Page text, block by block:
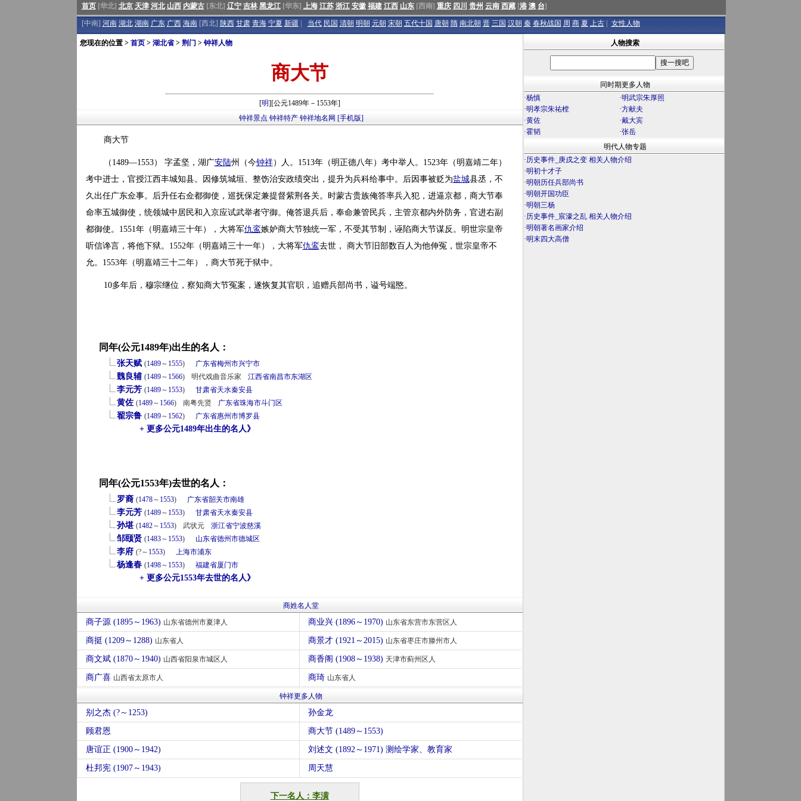
首页[华北] 北京 天津 河北 山西 内蒙古[东北] 辽宁 吉林 黑龙江[华东] 上海 江苏 浙江 安徽 福建 江西 山东[西南] 重庆 四川 贵州 云南 西藏[港 澳 台]
[中南] 河南 湖北 湖南 广东 广西 海南[西北] 陕西 甘肃 青海 宁夏 新疆 当代 民国 清朝 明朝 元朝 宋朝 五代十国 唐朝 隋 南北朝 晋 三国 汉朝 秦 春秋战国 周 商 夏 上古 女性人物
您现在的位置 > 首页> 湖北省> 荆门 > 钟祥人物
商大节
[明][公元1489年－1553年]
钟祥景点 钟祥特产 钟祥地名网 [手机版]
商大节
（1489—1553） 字孟坚，湖广安陆州（今钟祥）人。1513年（明正德八年）考中举人。1523年（明嘉靖二年）
考中进士，官授江西丰城知县。因修筑城垣、整饬治安政绩突出，提升为兵科给事中。后因事被贬为盐城县丞，不
久出任广东佥事。后升任右佥都御使，巡抚保定兼提督紫荆各关。时蒙古贵族俺答率兵入犯，进逼京都，商大节奉
命率五城御使，统领城中居民和入京应试武举者守御。俺答退兵后，奉命兼管民兵，主管京都内外防务，官进右副
都御使。1551年（明嘉靖三十年），大将军仇鸾嫉妒商大节独统一军，不受其节制，诬陷商大节谋反。明世宗皇帝
听信谗言，将他下狱。1552年（明嘉靖三十一年），大将军仇鸾去世， 商大节旧部数百人为他伸冤，世宗皇帝不
允。1553年（明嘉靖三十二年），商大节死于狱中。
10多年后，穆宗继位，察知商大节冤案，遂恢复其官职，追赠兵部尚书，谥号端愍。
同年(公元1489年)出生的名人：
张天赋 (1489～ 1555) 广东省梅州市兴宁市
魏良辅 (1489～ 1566) 明代戏曲音乐家 江西省南昌市东湖区
李元芳 (1489～ 1553) 甘肃省天水秦安县
黄佐 (1489～ 1566) 南粤先贤 广东省珠海市斗门区
翟宗鲁 (1489～ 1562) 广东省惠州市博罗县
+ 更多公元1489年出生的名人》
同年(公元1553年)去世的名人：
罗裔 (1478～ 1553) 广东省韶关市南雄
李元芳 (1489～ 1553) 甘肃省天水秦安县
孙堪 (1482～ 1553) 武状元 浙江省宁波慈溪
邹颐贤 (1483～ 1553) 山东省德州市德城区
李府 (?～ 1553) 上海市浦东
杨逢春 (1498～ 1553) 福建省厦门市
+ 更多公元1553年去世的名人》
商姓名人堂
商子源 (1895～1963) 山东省德州市夏津人 商业兴 (1896～1970) 山东省东营市东营区人
商挺 (1209～1288) 山东省人 商景才 (1921～2015) 山东省枣庄市滕州市人
商文斌 (1870～1940) 山西省阳泉市城区人 商香阁 (1908～1938) 天津市蓟州区人
商广喜 山西省太原市人 商琦 山东省人
钟祥更多人物
别之杰 (?～1253) 孙金龙
顾君恩 商大节 (1489～1553)
唐谊正 (1900～1942) 刘述文 (1892～1971) 测绘学家、教育家
杜邦宪 (1907～1943) 周天慧
下一名人：李潢
人物搜索
同时期更多人物
·杨慎 ·明武宗朱厚照
·明孝宗朱祐樘 ·方献夫
·黄佐 ·戴大宾
·霍韬 ·张岳
明代人物专题
·历史事件_庚戌之变 相关人物介绍
·明初十才子
·明朝历任兵部尚书
·明朝开国功臣
·明朝三杨
·历史事件_宸濠之乱 相关人物介绍
·明朝著名画家介绍
·明末四大高僧